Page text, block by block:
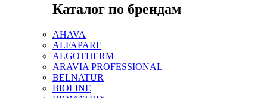
Каталог по брендам
AHAVA
ALFAPARF
ALGOTHERM
ARAVIA PROFESSIONAL
BELNATUR
BIOLINE